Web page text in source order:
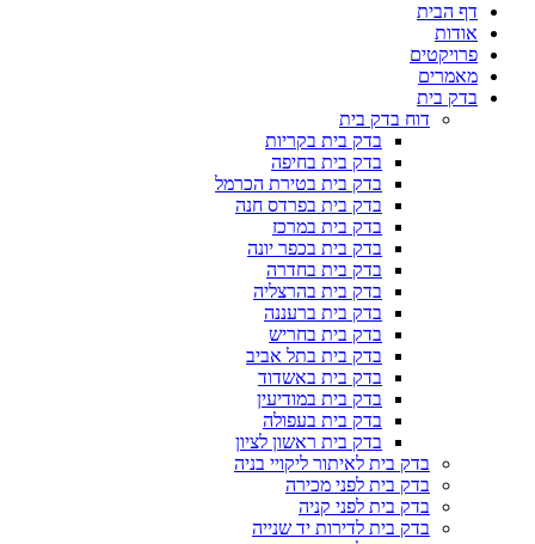
דף הבית
אודות
פרויקטים
מאמרים
בדק בית
דוח בדק בית
בדק בית בקריות
בדק בית בחיפה
בדק בית בטירת הכרמל
בדק בית בפרדס חנה
בדק בית במרכז
בדק בית בכפר יונה
בדק בית בחדרה
בדק בית בהרצליה
בדק בית ברעננה
בדק בית בחריש
בדק בית בתל אביב
בדק בית באשדוד
בדק בית במודיעין
בדק בית בעפולה
בדק בית ראשון לציון
בדק בית לאיתור ליקויי בניה
בדק בית לפני מכירה
בדק בית לפני קניה
בדק בית לדירות יד שנייה